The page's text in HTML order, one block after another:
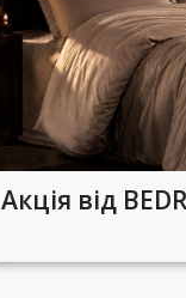
Акція від